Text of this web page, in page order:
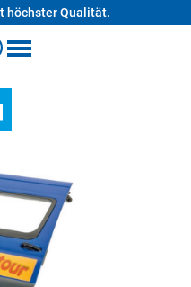
höchster Qualität.